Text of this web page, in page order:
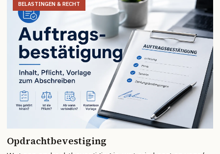
BELASTINGEN & RECHT
Opdrachtbevestiging